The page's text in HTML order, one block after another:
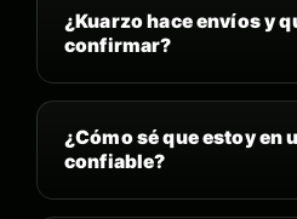
¿Kuarzo hace envíos y
confirmar?
¿Cómo sé que estoy en
confiable?